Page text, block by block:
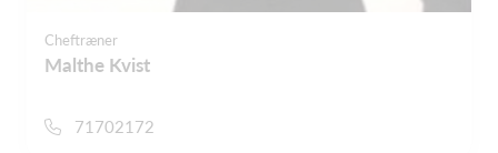
Cheftræner
Malthe Kvist
71702172